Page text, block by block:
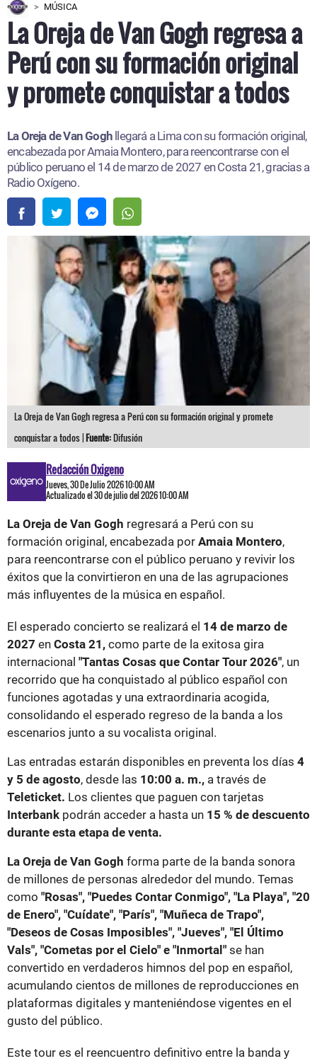
MÚSICA
La Oreja de Van Gogh regresa a
Perú con su formación original
y promete conquistar a todos
La Oreja de Van Gogh llegará a Lima con su formación original,
encabezada por Amaia Montero, para reencontrarse con el
público peruano el 14 de marzo de 2027 en Costa 21, gracias a
Radio Oxígeno.
La Oreja de Van Gogh regresa a Perú con su formación original y promete
conquistar a todos |Fuente:Difusión
Redacción Oxigeno
Jueves, 30 De Julio 2026 10:00 AM
Actualizado el 30 de julio del 2026 10:00 AM
La Oreja de Van Gogh regresará a Perú con su
formación original, encabezada por Amaia Montero,
para reencontrarse con el público peruano y revivir los
éxitos que la convirtieron en una de las agrupaciones
más influyentes de la música en español.
El esperado concierto se realizará el 14 de marzo de
2027 en Costa 21, como parte de la exitosa gira
internacional "Tantas Cosas que Contar Tour 2026", un
recorrido que ha conquistado al público español con
funciones agotadas y una extraordinaria acogida,
consolidando el esperado regreso de la banda a los
escenarios junto a su vocalista original.
Las entradas estarán disponibles en preventa los días 4
y 5 de agosto, desde las 10:00 a. m., a través de
Teleticket. Los clientes que paguen con tarjetas
Interbank podrán acceder a hasta un 15 % de descuento
durante esta etapa de venta.
La Oreja de Van Gogh forma parte de la banda sonora
de millones de personas alrededor del mundo. Temas
como "Rosas", "Puedes Contar Conmigo", "La Playa", "20
de Enero", "Cuídate", "París", "Muñeca de Trapo",
"Deseos de Cosas Imposibles", "Jueves", "El Último
Vals", "Cometas por el Cielo" e "Inmortal" se han
convertido en verdaderos himnos del pop en español,
acumulando cientos de millones de reproducciones en
plataformas digitales y manteniéndose vigentes en el
gusto del público.
Este tour es el reencuentro definitivo entre la banda y